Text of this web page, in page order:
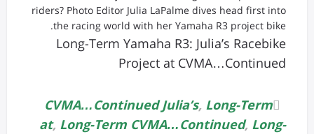
riders? Photo Editor Julia LaPalme dives head first into
the racing world with her Yamaha R3 project bike.
Long-Term Yamaha R3: Julia’s Racebike
Project at CVMA…Continued
CVMA…Continued Julia’s, Long-Term
at, Long-Term CVMA…Continued, Long-